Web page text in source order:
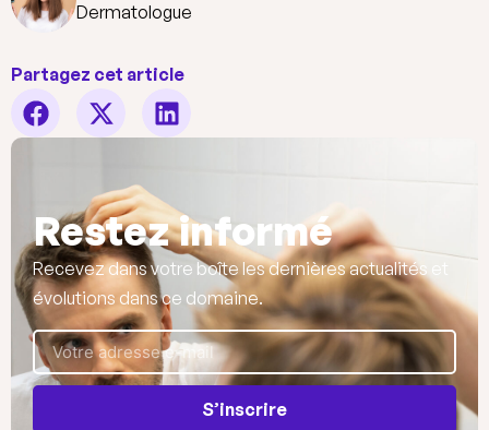
Dermatologue
Partagez cet article
Restez informé
Recevez dans votre boîte les dernières actualités et
évolutions dans ce domaine.
S’inscrire